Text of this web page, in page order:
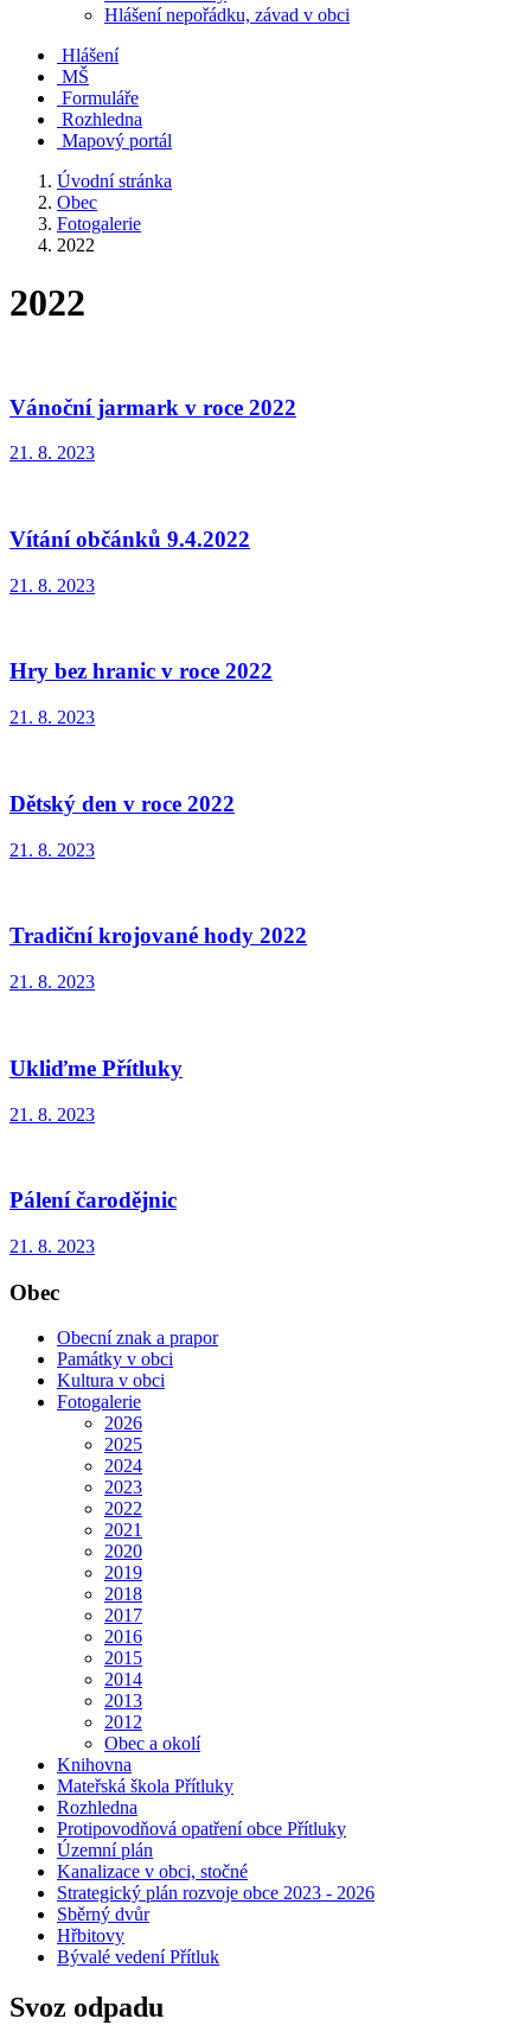
Hlášení nepořádku, závad v obci
Hlášení
MŠ
Formuláře
Rozhledna
Mapový portál
Úvodní stránka
Obec
Fotogalerie
2022
2022
Vánoční jarmark v roce 2022
21. 8. 2023
Vítání občánků 9.4.2022
21. 8. 2023
Hry bez hranic v roce 2022
21. 8. 2023
Dětský den v roce 2022
21. 8. 2023
Tradiční krojované hody 2022
21. 8. 2023
Ukliďme Přítluky
21. 8. 2023
Pálení čarodějnic
21. 8. 2023
Obec
Obecní znak a prapor
Památky v obci
Kultura v obci
Fotogalerie
2026
2025
2024
2023
2022
2021
2020
2019
2018
2017
2016
2015
2014
2013
2012
Obec a okolí
Knihovna
Mateřská škola Přítluky
Rozhledna
Protipovodňová opatření obce Přítluky
Územní plán
Kanalizace v obci, stočné
Strategický plán rozvoje obce 2023 - 2026
Sběrný dvůr
Hřbitovy
Bývalé vedení Přítluk
Svoz odpadu